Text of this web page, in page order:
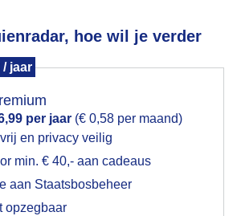
hoe wil je verder
/ jaar
per jaar (€ 0,58 per maand)
en privacy veilig
min. € 40,- aan cadeaus
aan Staatsbosbeheer
opzegbaar
locatie gebruiken voor het
geen akkoord op hebt gegeven,
een pop-up uit je browser waarin